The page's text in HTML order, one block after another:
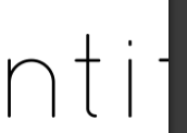
All-Mix 20 L